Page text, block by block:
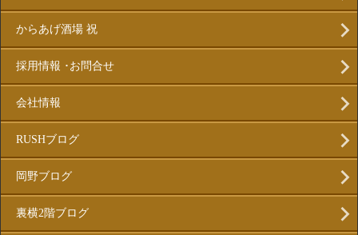
からあげ酒場 祝
採用情報 ･お問合せ
会社情報
RUSHブログ
岡野ブログ
裏横2階ブログ